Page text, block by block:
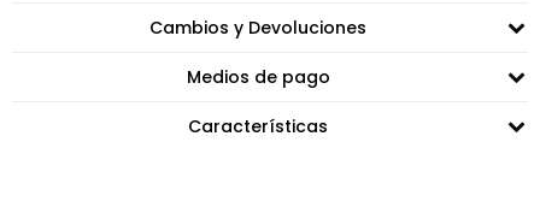
Cambios y Devoluciones
Medios de pago
Características